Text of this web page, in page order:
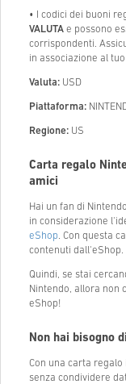
• I codici dei buoni
VALUTA e possono
corrispondenti.
in associazione al
Valuta: USD
Piattaforma:
Regione: US
Carta regalo
amici
Hai un fan di
in considerazione
eShop. Con questa
contenuti dall'eShop.
Quindi, se stai
Nintendo, allora non
eShop!
Non hai bisogno
Con una carta
senza condividere